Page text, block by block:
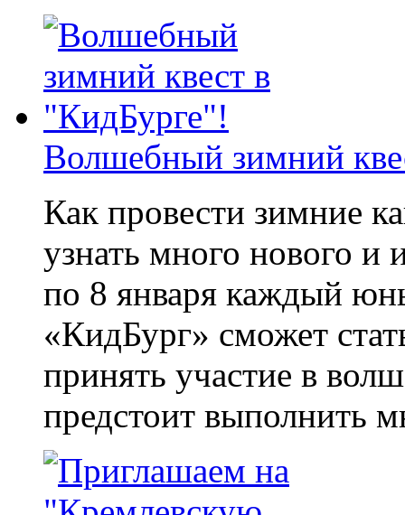
Волшебный зимний
Как провести зимние
узнать много нового и
по 8 января каждый
«КидБург» сможет
принять участие в
предстоит выполнить